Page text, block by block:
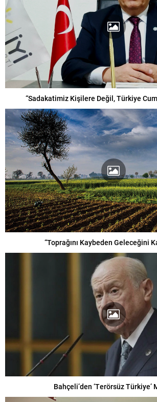
“Sadakatimiz Kişilere Değil, Türkiye
“Toprağını Kaybeden Geleceğini
Bahçeli’den ‘Terörsüz Türkiye’